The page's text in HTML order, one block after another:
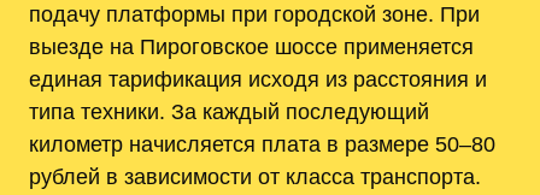
подачу платформы при городской зоне. При
выезде на Пироговское шоссе применяется
единая тарификация исходя из расстояния и
типа техники. За каждый последующий
километр начисляется плата в размере 50–80
рублей в зависимости от класса транспорта.